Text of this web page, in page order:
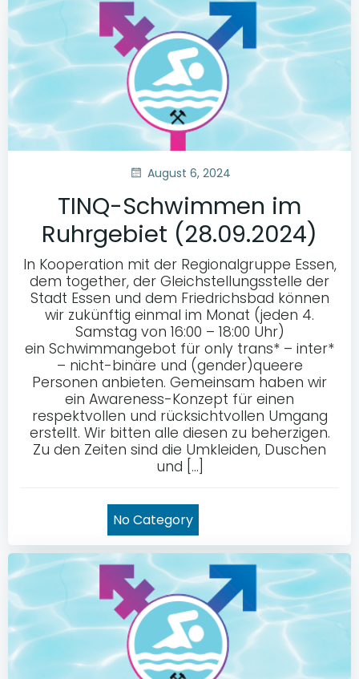
August 6, 2024
TINQ-Schwimmen im
Ruhrgebiet (28.09.2024)
In Kooperation mit der Regionalgruppe Essen,
dem together, der Gleichstellungsstelle der
Stadt Essen und dem Friedrichsbad können
wir zukünftig einmal im Monat (jeden 4.
Samstag von 16:00 – 18:00 Uhr)
ein Schwimmangebot für only trans* – inter*
– nicht-binäre und (gender)queere
Personen anbieten. Gemeinsam haben wir
ein Awareness-Konzept für einen
respektvollen und rücksichtvollen Umgang
erstellt. Wir bitten alle diesen zu beherzigen.
Zu den Zeiten sind die Umkleiden, Duschen
und […]
No Category